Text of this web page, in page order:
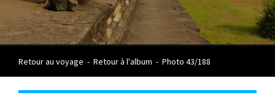
Retour au voyage - Retour à l'album - Photo 43/188